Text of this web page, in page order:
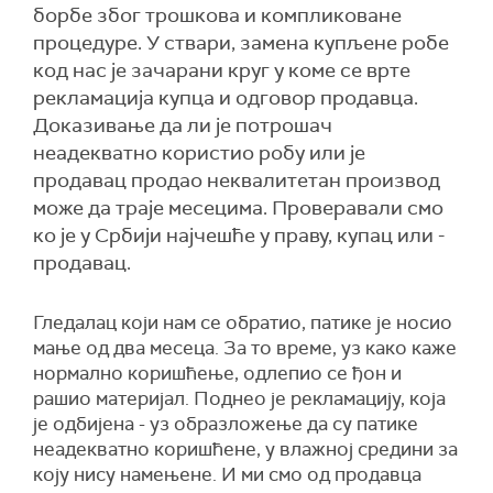
борбе због трошкова и компликоване
процедуре. У ствари, замена купљене робе
код нас је зачарани круг у коме се врте
рекламација купца и одговор продавца.
Доказивање да ли је потрошач
неадекватно користио робу или је
продавац продао неквалитетан производ
може да траје месецима. Проверавали смо
ко је у Србији најчешће у праву, купац или -
продавац.
Гледалац који нам се обратио, патике је носио
мање од два месеца. За то време, уз како каже
нормално коришћење, одлепио се ђон и
рашио материјал. Поднео је рекламацију, која
је одбијена - уз образложење да су патике
неадекватно коришћене, у влажној средини за
коју нису намењене. И ми смо од продавца